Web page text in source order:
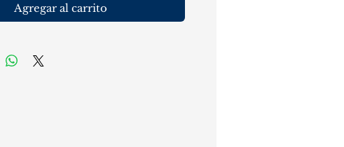
Agregar al carrito